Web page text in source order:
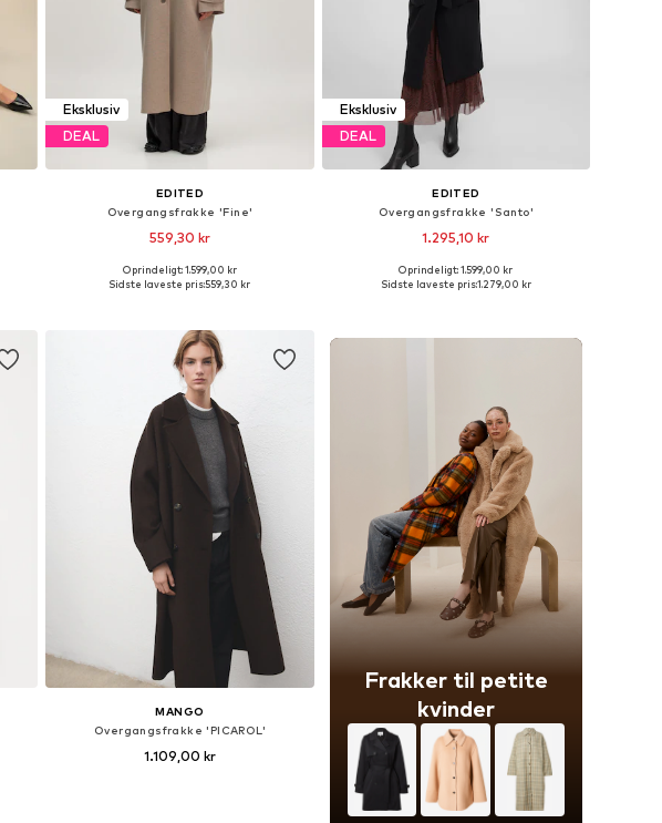
Eksklusiv
DEAL
EDITED
Overgangsfrakke 'Fine'
559,30 kr
Tilgængelige størrelser: XS, S, M, L, XL
Oprindeligt: 1.599,00 kr
Sidste laveste pris:559,30 kr
Eksklusiv
DEAL
EDITED
Overgangsfrakke 'Santo'
1.295,10 kr
Tilgængelige størrelser: XS, S, M, L, XL
Oprindeligt: 1.599,00 kr
Sidste laveste pris:1.279,00 kr
MANGO
Overgangsfrakke 'PICAROL'
1.109,00 kr
Frakker til petite
kvinder